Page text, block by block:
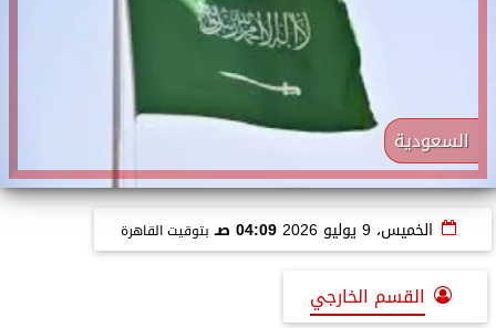
السعودية
الخميس، 9 يوليو 2026 04:09 صـ بتوقيت القاهرة
القسم الخارجي